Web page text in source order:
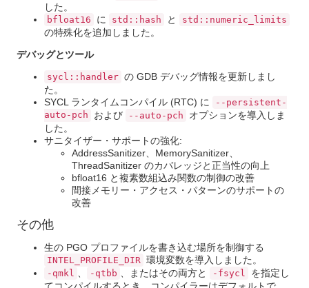
した。
bfloat16 に std::hash と std::numeric_limits
の特殊化を追加しました。
デバッグとツール
sycl::handler の GDB デバッグ情報を更新しまし
た。
SYCL ランタイムコンパイル (RTC) に
--persistent-
auto-pch および --auto-pch
オプションを導入しま
した。
サニタイザー・サポートの強化:
AddressSanitizer、MemorySanitizer、
ThreadSanitizer のカバレッジと正当性の向上
bfloat16 と複素数組込み関数の制御の改善
間接メモリー・アクセス・パターンのサポートの
改善
その他
生の PGO プロファイルを書き込む場所を制御する
INTEL_PROFILE_DIR 環境変数を導入しました。
-qmkl -qtbb 、またはその両方と -fsycl
を指定し
てコンパイルするとき、コンパイラーはデフォルトで